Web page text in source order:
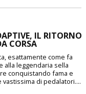
IL RITORNO
CORSA
esattamente come fa
alla leggendaria sella
conquistando fama e
di pedalatori....